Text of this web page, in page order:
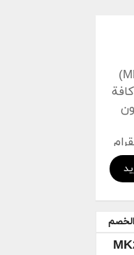
كود خصم نايس ون نجلاء عبدالعزيز 10% أو كوبون خصم نايس ون نجلاء عبدالعزيز رمز (MK22)
سعودي على كافة
ون